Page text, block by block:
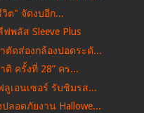
ต" จัดงบอีก...
พลัส Sleeve Plus
ตัดส่องกล้องปอดระดั...
ติ ครั้งที่ 28” คร...
เอนเซอร์ รับชิมรส...
ลอดภัยงาน Hallowe...